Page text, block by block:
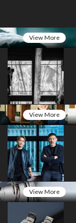
View More
View More
View More